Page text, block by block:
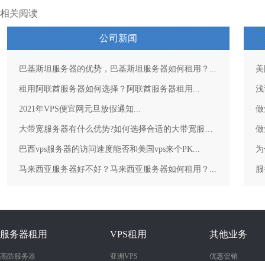
相关阅读
公司新闻
巴基斯坦服务器的优势，巴基斯坦服务器如何租用？...
租用阿联酋服务器如何选择？阿联酋服务器租用...
2021年VPS便宜网元旦放假通知...
大带宽服务器有什么优势?如何选择合适的大带宽服务器？...
巴西vps服务器的访问速度能否和美国vps来个PK...
马来西亚服务器好不好？马来西亚服务器如何租用？...
服务器租用
高防服务器
VPS租用
亚洲VPS
其他业务
优惠促销